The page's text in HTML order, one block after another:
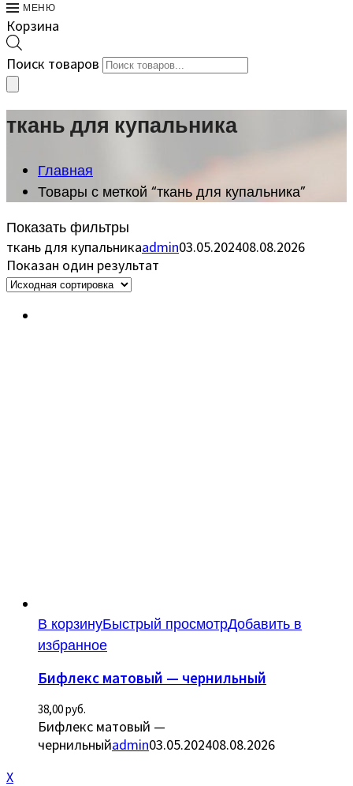
МЕНЮ
Корзина
Поиск товаров
ткань для купальника
Главная
Товары с меткой “ткань для купальника”
Показать фильтры
ткань для купальникаadmin03.05.202408.08.2026
Показан один результат
В корзинуБыстрый просмотрДобавить в
избранное
Бифлекс матовый — чернильный
38,00руб.
Бифлекс матовый —
чернильныйadmin03.05.202408.08.2026
X